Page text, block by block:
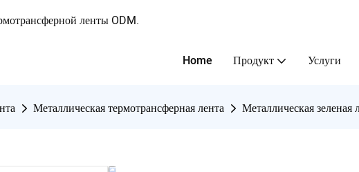
ленты ODM.
Home Продукт Услуги
Металлическая термотрансферная лента Металлическая